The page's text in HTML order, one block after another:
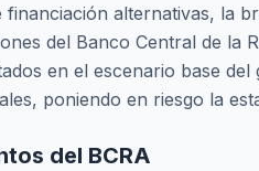
alternativas, la
del Banco Central de la
en el escenario base del
poniendo en riesgo la
del BCRA